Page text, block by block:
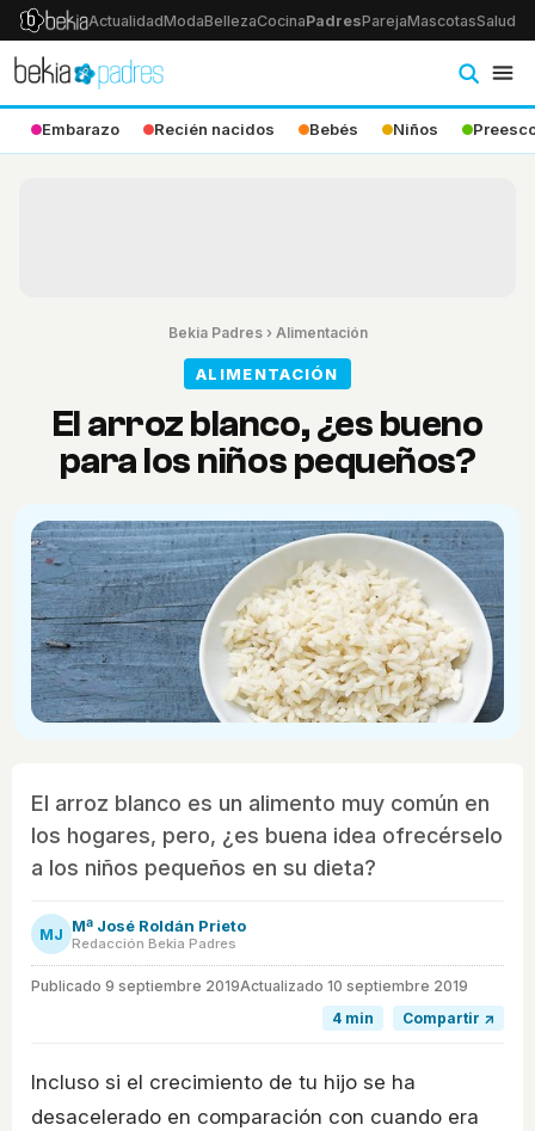
ActualidadModaBellezaCocinaPadresParejaMascotasSalud
Embarazo Recién nacidos Bebés Niños
Bekia Padres› Alimentación
ALIMENTACIÓN
El arroz blanco, ¿es bueno
para los niños pequeños?
El arroz blanco es un alimento muy común en
los hogares, pero, ¿es buena idea ofrecérselo
a los niños pequeños en su dieta?
MJ Mª José Roldán Prieto
Redacción Bekia Padres
Publicado 9 septiembre 2019Actualizado 10 septiembre 2019
4 min
Compartir ↗
Incluso si el crecimiento de tu hijo se ha
desacelerado en comparación con cuando era